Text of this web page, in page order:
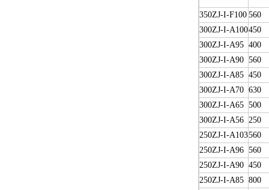
350ZJ-I-F100 560
300ZJ-I-A100450
300ZJ-I-A95 400
300ZJ-I-A90 560
300ZJ-I-A85 450
300ZJ-I-A70 630
300ZJ-I-A65 500
300ZJ-I-A56 250
250ZJ-I-A103560
250ZJ-I-A96 560
250ZJ-I-A90 450
250ZJ-I-A85 800